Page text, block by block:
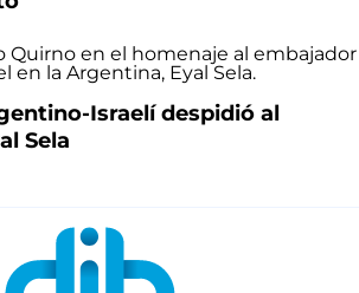
Israelí despidió al
Sela